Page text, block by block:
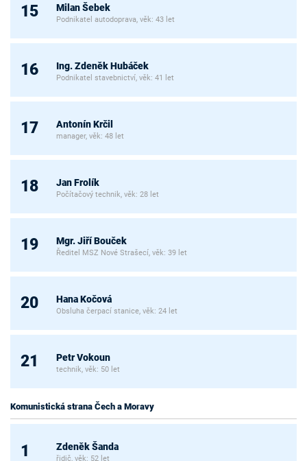
15 Milan Šebek
Podnikatel autodoprava, věk: 43 let
16 Ing. Zdeněk Hubáček
Podnikatel stavebnictví, věk: 41 let
17 Antonín Krčil
manager, věk: 48 let
18 Jan Frolík
Počítačový technik, věk: 28 let
19 Mgr. Jiří Bouček
Ředitel MSZ Nové Strašecí, věk: 39 let
20 Hana Kočová
Obsluha čerpací stanice, věk: 24 let
21 Petr Vokoun
technik, věk: 50 let
Komunistická strana Čech a Moravy
1 Zdeněk Šanda
řidič, věk: 52 let